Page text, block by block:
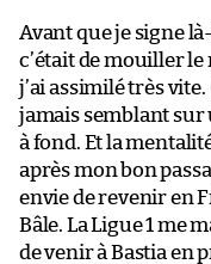
Avant que je signe
c’était de mouiller le
j’ai assimilé très
jamais semblant
à fond. Et la
après mon bon
envie de revenir en
Bâle. La Ligue 1 me
de venir à Bastia en